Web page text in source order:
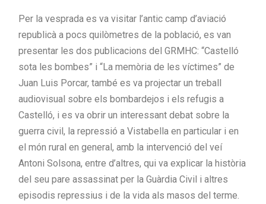
Per la vesprada es va visitar l’antic camp d’aviació
republicà a pocs quilòmetres de la població, es van
presentar les dos publicacions del GRMHC: “Castelló
sota les bombes” i “La memòria de les víctimes” de
Juan Luis Porcar, també es va projectar un treball
audiovisual sobre els bombardejos i els refugis a
Castelló, i es va obrir un interessant debat sobre la
guerra civil, la repressió a Vistabella en particular i en
el món rural en general, amb la intervenció del veí
Antoni Solsona, entre d’altres, qui va explicar la història
del seu pare assassinat per la Guàrdia Civil i altres
episodis repressius i de la vida als masos del terme.